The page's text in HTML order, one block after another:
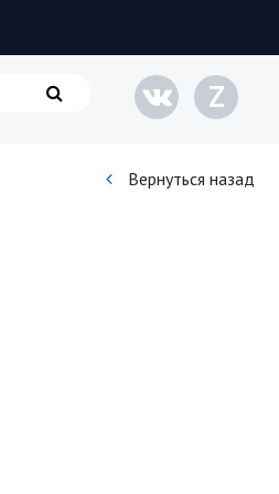
Z
Вернуться назад